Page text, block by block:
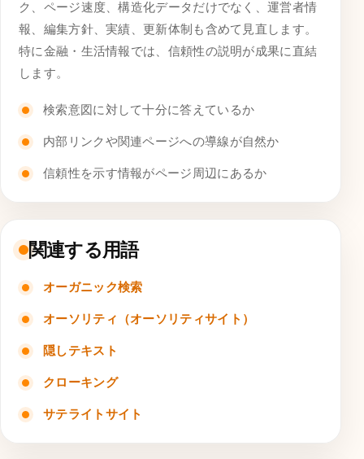
ク、ページ速度、構造化データだけでなく、運営者情
報、編集方針、実績、更新体制も含めて見直します。
特に金融・生活情報では、信頼性の説明が成果に直結
します。
検索意図に対して十分に答えているか
内部リンクや関連ページへの導線が自然か
信頼性を示す情報がページ周辺にあるか
関連する用語
オーガニック検索
オーソリティ（オーソリティサイト）
隠しテキスト
クローキング
サテライトサイト